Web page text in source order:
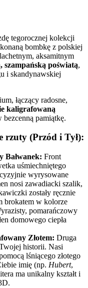
tegorocznej kolekcji
bombkę z polskiej
aksamitnym
szampańską poświatą,
i skandynawskiej
łączący radosne,
kaligrafowaną
pamiątkę.
rzuty (Przód i Tył):
Bałwanek: Front
uśmiechniętego
wyrysowane
nosi zawadiacki szalik,
zostały ręcznie
brokatem w kolorze
pomarańczowy
domowego ciepła
Złotem: Druga
historii. Nasi
lśniącego złotego
imię (np. Hubert,
ma unikalny kształt i